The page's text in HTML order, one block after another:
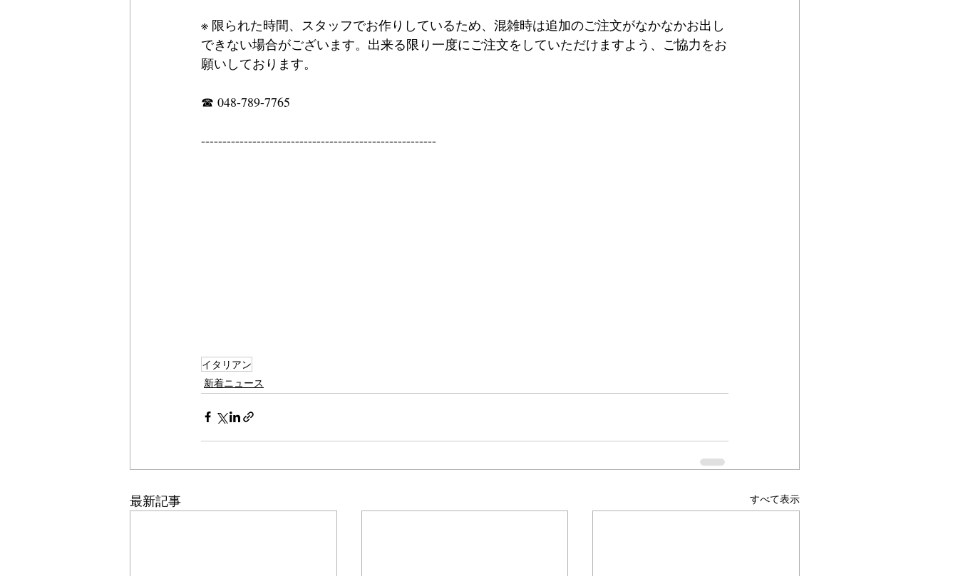
※ 限られた時間、スタッフでお作りしているため、混雑時は追加のご注文がなかなかお出し
できない場合がございます。出来る限り一度にご注文をしていただけますよう、ご協力をお
願いしております。
☎ 048-789-7765
-------------------------------------------------------
イタリアン
新着ニュース
最新記事 すべて表示